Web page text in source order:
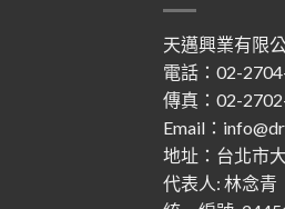
天邁興業有限
電話：02-
傳真：02-
Email：
地址： 台北市
代表人: 林念青